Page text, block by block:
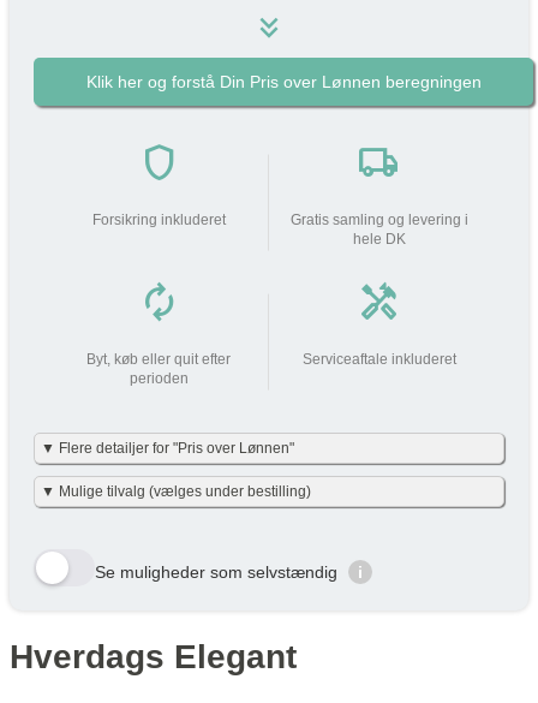
keyboard_double_arrow_down
539 kr
do_not_disturb_on
Beskatning (lidt som fri mobil) 134 kr
Klik her og forstå Din Pris over Lønnen beregningen
shield
Forsikring inkluderet
local_shipping
Gratis samling og levering i
hele DK
autorenew
Byt, køb eller quit efter
perioden
handyman
Serviceaftale inkluderet
▼ Flere detailjer for "Pris over Lønnen"
Vi har gjort det enkelt og har allerede lavet beregningerne for dig i
nettoudgiften + skat pr. måned – det er baseret på nettoskat + evt.
skatteprocent på 40 % og uden am-bidrag, som man ikke skal
betale ved cykel over lønnen. (effektiv skatteprocent: 32%). Skatten
kan variere en smule efter personlig skatteprocent.
År Skat/måned
Cykel over lønnen (Netto) /
▼ Mulige tilvalg (vælges under bestilling)
gule bestil knap og se alle tilvalg du kan vælge til denne cykel
Row 3, Cell 1
Se muligheder som selvstændig i
Hverdags Elegant